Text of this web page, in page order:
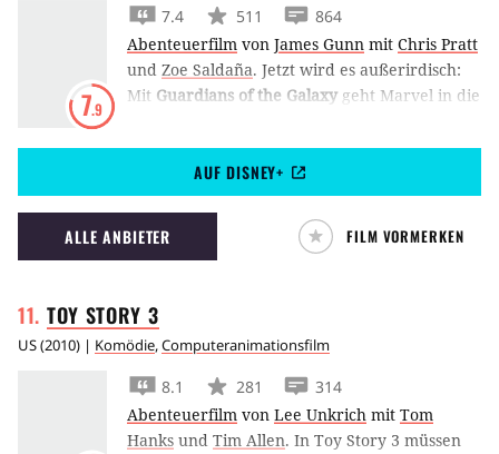
7.9
7.4 511
864
Abenteuerfilm von James Gunn mit Chris Pratt
und Zoe Saldaña. Jetzt wird es außerirdisch:
Mit Guardians of the Galaxy geht Marvel in die
sind eine bunte Truppe von (fast nur)
außerirdischen Superhelden.
AUF DISNEY+
ALLE ANBIETER FILM VORMERKEN
TOY STORY 3
US(2010) | Komödie,Computeranimationsfilm
8.1 281
314
Abenteuerfilm von Lee Unkrich mit Tom
Hanks und Tim Allen. In Toy Story 3 müssen